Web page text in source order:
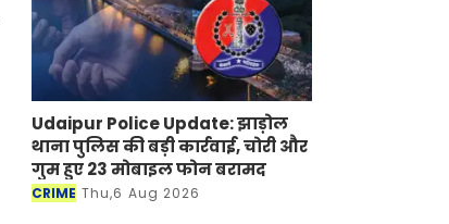
Udaipur Police Update: झाड़ोल
थाना पुलिस की बड़ी कार्रवाई, चोरी और
गुम हुए 23 मोबाइल फोन बरामद
CRIME Thu,6 Aug 2026